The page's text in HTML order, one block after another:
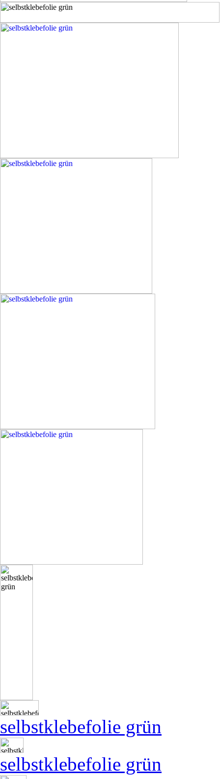
selbstklebefolie grün
selbstklebefolie grün